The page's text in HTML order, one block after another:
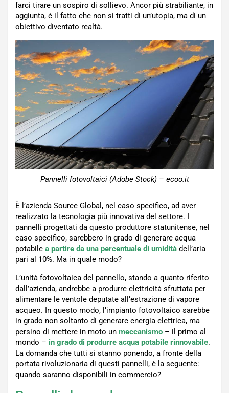
farci tirare un sospiro di sollievo. Ancor più strabiliante, in
aggiunta, è il fatto che non si tratti di un’utopia, ma di un
obiettivo diventato realtà.
Pannelli fotovoltaici (Adobe Stock) – ecoo.it
È l’azienda Source Global, nel caso specifico, ad aver
realizzato la tecnologia più innovativa del settore. I
pannelli progettati da questo produttore statunitense, nel
caso specifico, sarebbero in grado di generare acqua
potabile a partire da una percentuale di umidità dell’aria
pari al 10%. Ma in quale modo?
L’unità fotovoltaica del pannello, stando a quanto riferito
dall’azienda, andrebbe a produrre elettricità sfruttata per
alimentare le ventole deputate all’estrazione di vapore
acqueo. In questo modo, l’impianto fotovoltaico sarebbe
in grado non soltanto di generare energia elettrica, ma
persino di mettere in moto un meccanismo – il primo al
mondo – in grado di produrre acqua potabile rinnovabile.
La domanda che tutti si stanno ponendo, a fronte della
portata rivoluzionaria di questi pannelli, è la seguente:
quando saranno disponibili in commercio?